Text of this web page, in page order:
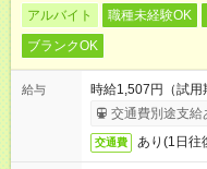
アルバイト 職種未経験OK
ブランクOK
給与
時給1,507円（試用
交通費別途支給
交通費 あり(1日往